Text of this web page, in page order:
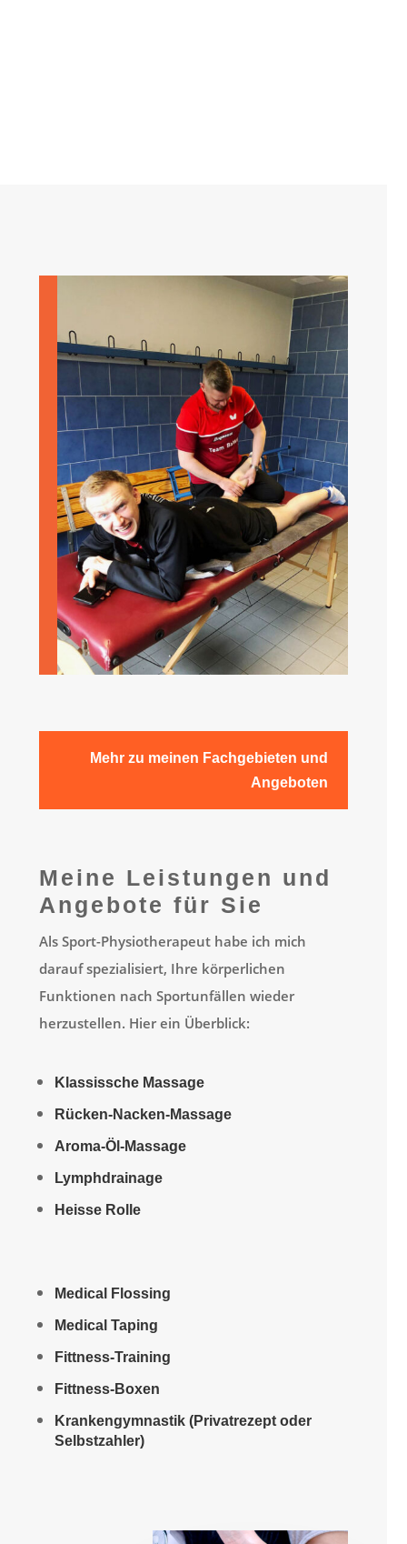
Mehr zu meinen Fachgebieten und
Angeboten
Meine Leistungen und
Angebote für Sie
Als Sport-Physiotherapeut habe ich mich
darauf spezialisiert, Ihre körperlichen
Funktionen nach Sportunfällen wieder
herzustellen. Hier ein Überblick:
Klassissche Massage
Rücken-Nacken-Massage
Aroma-Öl-Massage
Lymphdrainage
Heisse Rolle
Medical Flossing
Medical Taping
Fittness-Training
Fittness-Boxen
Krankengymnastik (Privatrezept oder
Selbstzahler)